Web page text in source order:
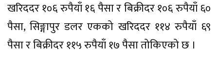
खरिददर १०६ रुपैयाँ १६ पैसा र बिक्रीदर १०६ रुपैयाँ ६०
पैसा, सिङ्गापुर डलर एकको खरिददर ११४ रुपैयाँ ६९
पैसा र बिक्रीदर ११५ रुपैयाँ १७ पैसा तोकिएको छ ।